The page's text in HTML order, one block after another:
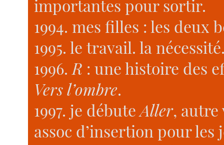
importantes pour sortir.
1994. mes filles : les deux
1995. le travail. la
1996. R : une histoire des
Vers l’ombre.
1997. je débuteAller, autre
assoc d’insertion pour